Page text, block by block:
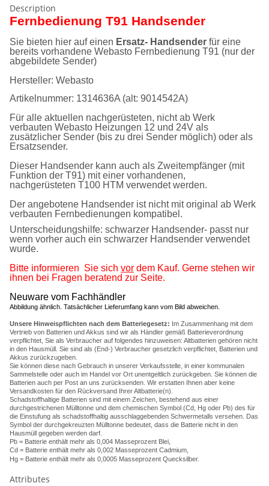
Description
Fernbedienung T91 Handsender
Sie bieten hier auf einen Ersatz- Handsender für eine
bereits vorhandene Webasto Fernbedienung T91 (nur der
abgebildete Sender)
Hersteller: Webasto
Artikelnummer: 1314636A (alt: 9014542A)
Für alle aktuellen nachgerüsteten, nicht ab Werk
verbauten Webasto Heizungen 12 und 24V a ls
zusätzlicher Sender (bis zu drei Sender möglich) oder als
Ersatzsender.
Dieser Handsender kann auch als Zweitempfänger (mit
Funktion der T91) mit einer vorhandenen,
nachgerüsteten T100 HTM verwendet werden.
Der angebotene Handsender ist nicht mit original ab Werk
verbauten Fernbedienungen kompatibel.
Unterscheidungshilfe: schwarzer Handsender- passt nur
wenn vorher auch ein schwarzer Handsender verwendet
wurde.
Bitte informieren Sie sich vor dem Kauf. Gerne stehen wir
ihnen bei Fragen beratend zur Seite.
Neuware vom Fachhändler
Abbildung ähnlich. Tatsächlicher Lieferumfang kann vom Bild abweichen.
Unsere Hinweispflichten nach dem Batteriegesetz: Im Zusammenhang mit dem
Vertrieb von Batterien und Akkus sind wir als Händler gemäß Batterieverordnung
verpflichtet, Sie als Verbraucher auf folgendes hinzuweisen: Altbatterien gehören nicht
in den Hausmüll. Sie sind als (End-) Verbraucher gesetzlich verpflichtet, Batterien und
Akkus zurückzugeben.
Sie können diese nach Gebrauch in unserer Verkaufsstelle, in einer kommunalen
Sammelstelle oder auch im Handel vor Ort unentgeltlich zurückgeben. Sie können die
Batterien auch per Post an uns zurücksenden. Wir erstatten Ihnen aber keine
Versandkosten für den Rückversand Ihrer Altbatterie(n).
Schadstoffhaltige Batterien sind mit einem Zeichen, bestehend aus einer
durchgestrichenen Mülltonne und dem chemischen Symbol (Cd, Hg oder Pb) des für
die Einstufung als schadstoffhaltig ausschlaggebenden Schwermetalls versehen. Das
Symbol der durchgekreuzten Mülltonne bedeutet, dass die Batterie nicht in den
Hausmüll gegeben werden darf.
Pb = Batterie enthält mehr als 0,004 Masseprozent Blei,
Cd = Batterie enthält mehr als 0,002 Masseprozent Cadmium,
Hg = Batterie enthält mehr als 0,0005 Masseprozent Quecksilber.
Attributes